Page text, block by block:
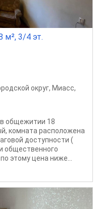
м², 3/4 эт.
округ, Миасс,
общежитии 18
комната расположена
доступности (
общественного
этому цена ниже...